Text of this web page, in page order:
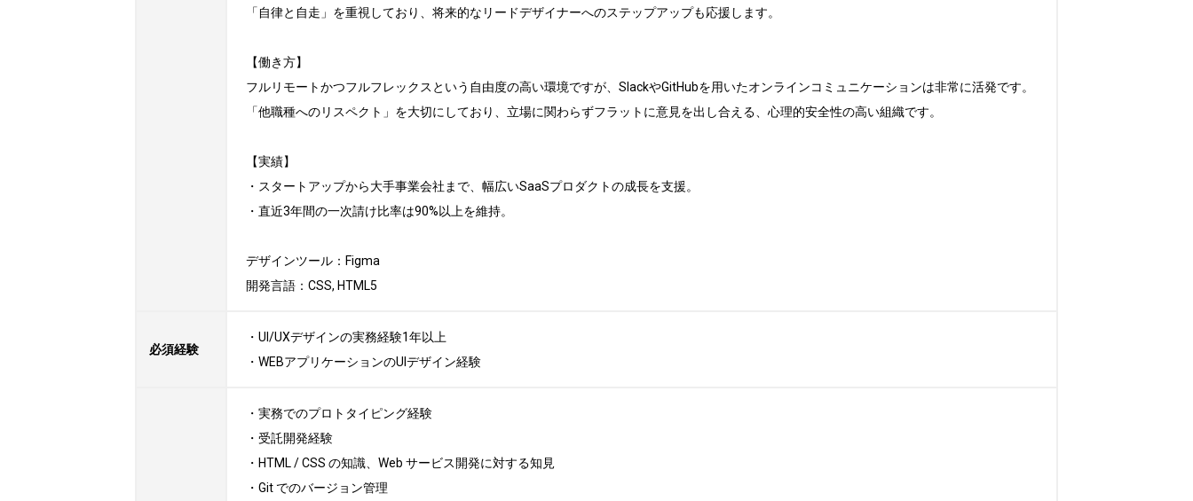
「自律と自走」を重視しており、将来的なリードデザイナーへのステップアップも応援します。
【働き方】
フルリモートかつフルフレックスという自由度の高い環境ですが、SlackやGitHubを用いたオンラインコミュニケーションは非常に活発です。
「他職種へのリスペクト」を大切にしており、立場に関わらずフラットに意見を出し合える、心理的安全性の高い組織です。
【実績】
・スタートアップから大手事業会社まで、幅広いSaaSプロダクトの成長を支援。
・直近3年間の一次請け比率は90%以上を維持。
デザインツール：Figma
開発言語：CSS, HTML5
必須経験
・UI/UXデザインの実務経験1年以上
・WEBアプリケーションのUIデザイン経験
・実務でのプロトタイピング経験
・受託開発経験
・HTML / CSS の知識、Web サービス開発に対する知見
・Git でのバージョン管理